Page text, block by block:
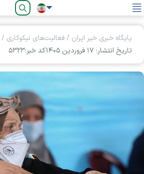
فارسی
پایگاه خبری خیر ایران /فعالیت‌های نیکوکاری /
تاریخ انتشار: ۱۷ فروردين ۱۴۰۵
کد خبر:۵۳۲۳